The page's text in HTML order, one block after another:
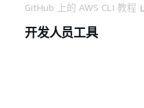
GitHub 上的 AWS CLI 教程
开发人员工具